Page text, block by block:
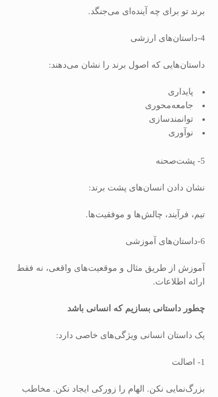
برند تو برای چه آینده‌ای می‌جنگد.
4-داستان‌های ارزشی
داستان‌هایی که اصول برند را نشان می‌دهند:
پایداری
جامعه‌محوری
توانمندسازی
نوآوری
5- پشت‌صحنه
نشان دادن انسان‌های پشت برند:
تیم، فرآیند، چالش‌ها و موفقیت‌ها.
6-داستان‌های آموزشی
آموزش از طریق مثال و موقعیت‌های واقعی، نه فقط
ارائه اطلاعات.
چطور داستانی بسازیم که انسانی باشد
یک داستان انسانی ویژگی‌های خاصی دارد:
1- اصالت
بزرگ‌نمایی نکن. الهام را زورکی ایجاد نکن. مخاطب